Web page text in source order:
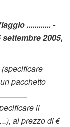
............ -
2005,
(specificare
pacchetto
il
al prezzo di €